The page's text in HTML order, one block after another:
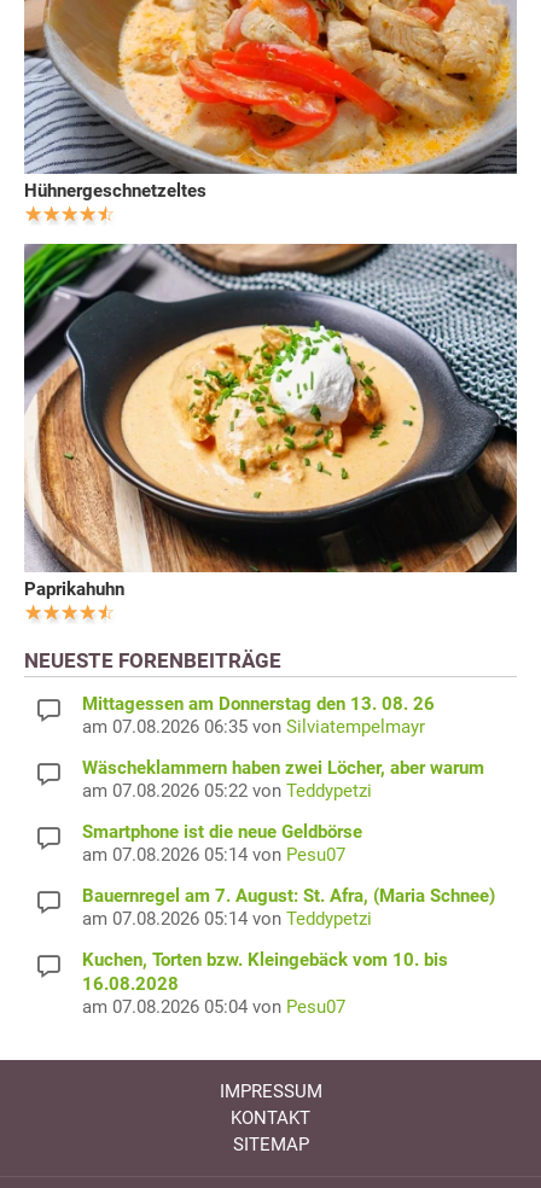
Hühnergeschnetzeltes
Paprikahuhn
NEUESTE FORENBEITRÄGE
Mittagessen am Donnerstag den 13. 08. 26
am 07.08.2026 06:35 von Silviatempelmayr
Wäscheklammern haben zwei Löcher, aber warum
am 07.08.2026 05:22 von Teddypetzi
Smartphone ist die neue Geldbörse
am 07.08.2026 05:14 von Pesu07
Bauernregel am 7. August: St. Afra, (Maria Schnee)
am 07.08.2026 05:14 von Teddypetzi
Kuchen, Torten bzw. Kleingebäck vom 10. bis
16.08.2028
am 07.08.2026 05:04 von Pesu07
IMPRESSUM
KONTAKT
SITEMAP